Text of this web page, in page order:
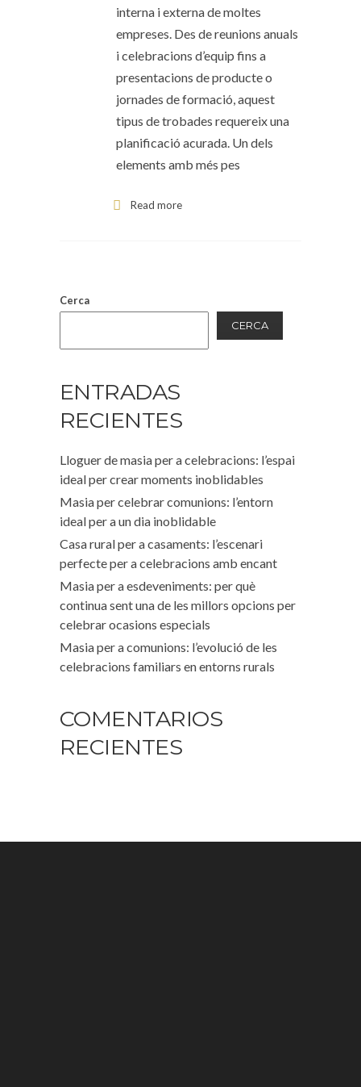
interna i externa de moltes
empreses. Des de reunions anuals
i celebracions d’equip fins a
presentacions de producte o
jornades de formació, aquest
tipus de trobades requereix una
planificació acurada. Un dels
elements amb més pes
Read more
Cerca
CERCA
ENTRADAS
RECIENTES
Lloguer de masia per a celebracions: l’espai
ideal per crear moments inoblidables
Masia per celebrar comunions: l’entorn
ideal per a un dia inoblidable
Casa rural per a casaments: l’escenari
perfecte per a celebracions amb encant
Masia per a esdeveniments: per què
continua sent una de les millors opcions per
celebrar ocasions especials
Masia per a comunions: l’evolució de les
celebracions familiars en entorns rurals
COMENTARIOS
RECIENTES